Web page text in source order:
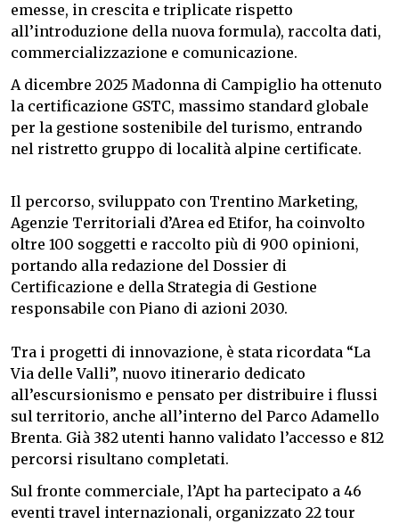
emesse, in crescita e triplicate rispetto
all’introduzione della nuova formula), raccolta dati,
commercializzazione e comunicazione.
A dicembre 2025 Madonna di Campiglio ha ottenuto
la certificazione GSTC, massimo standard globale
per la gestione sostenibile del turismo, entrando
nel ristretto gruppo di località alpine certificate.
Il percorso, sviluppato con Trentino Marketing,
Agenzie Territoriali d’Area ed Etifor, ha coinvolto
oltre 100 soggetti e raccolto più di 900 opinioni,
portando alla redazione del Dossier di
Certificazione e della Strategia di Gestione
responsabile con Piano di azioni 2030.
Tra i progetti di innovazione, è stata ricordata “La
Via delle Valli”, nuovo itinerario dedicato
all’escursionismo e pensato per distribuire i flussi
sul territorio, anche all’interno del Parco Adamello
Brenta. Già 382 utenti hanno validato l’accesso e 812
percorsi risultano completati.
Sul fronte commerciale, l’Apt ha partecipato a 46
eventi travel internazionali, organizzato 22 tour